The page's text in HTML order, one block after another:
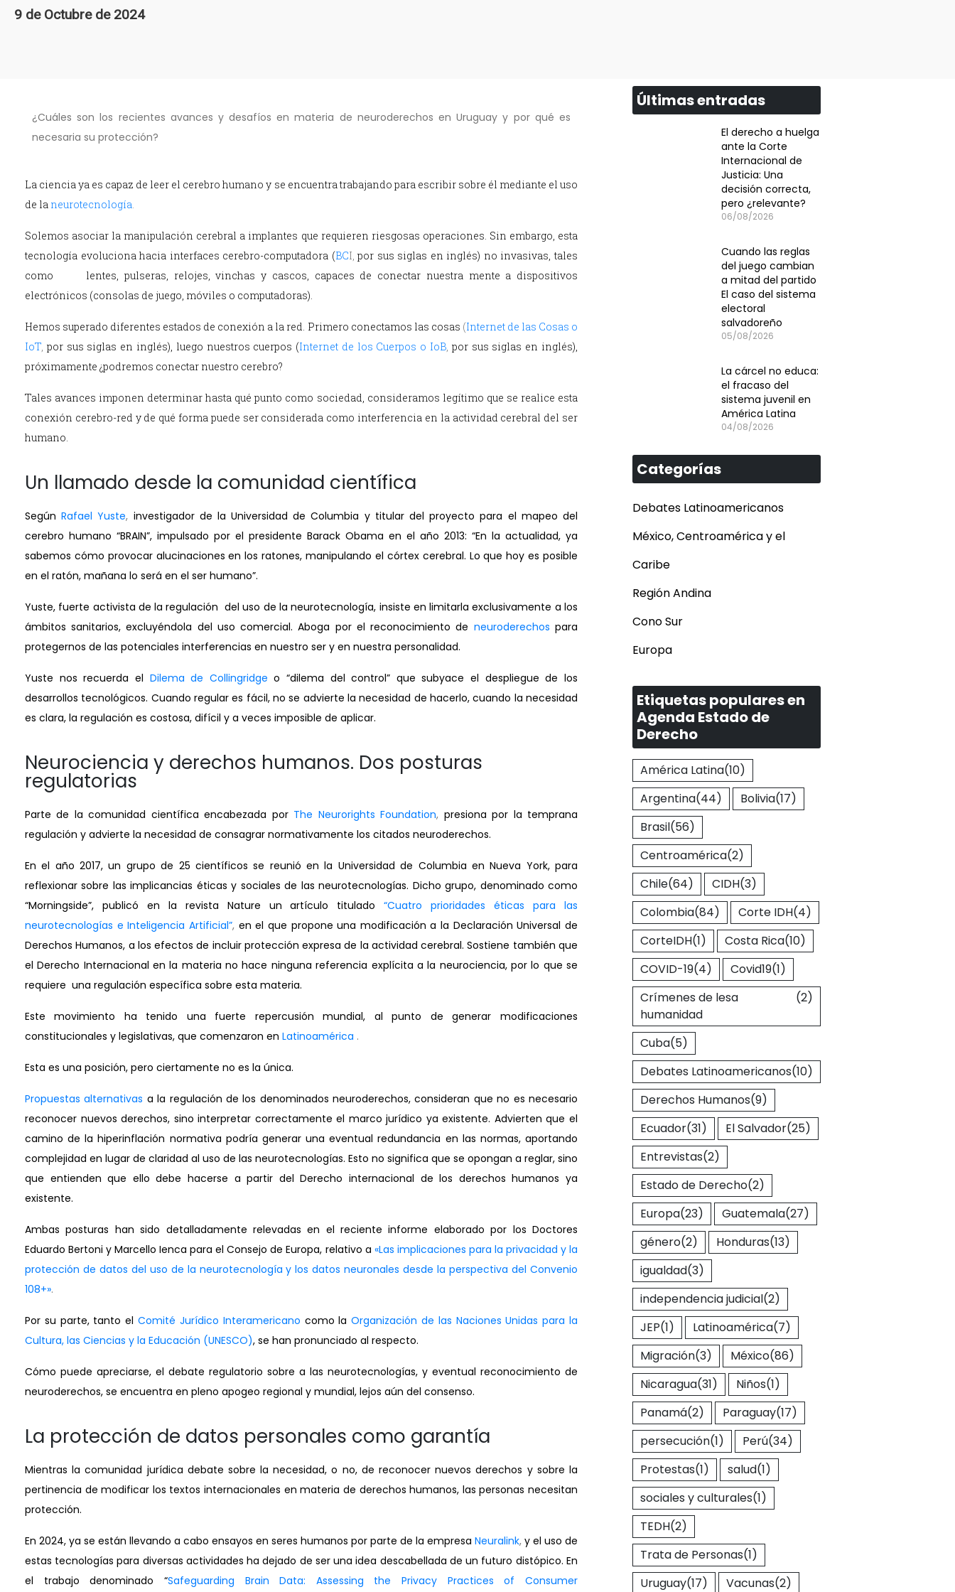
9 de Octubre de 2024
¿Cuáles son los recientes avances y desafíos en materia de neuroderechos en Uruguay y por qué es
necesaria su protección?
La ciencia ya es capaz de leer el cerebro humano y se encuentra trabajando para escribir sobre él mediante el uso
de la neurotecnología.
Solemos asociar la manipulación cerebral a implantes que requieren riesgosas operaciones. Sin embargo, esta
tecnología evoluciona hacia interfaces cerebro-computadora (BCI,por sus siglas en inglés) no invasivas, tales
como lentes, pulseras, relojes, vinchas y cascos, capaces de conectar nuestra mente a dispositivos
electrónicos (consolas de juego, móviles o computadoras).
Hemos superado diferentes estados de conexión a la red. Primero conectamos las cosas (Internet de las Cosas o
IoT, por sus siglas en inglés), luego nuestros cuerpos (Internet de los Cuerpos o IoB, por sus siglas en inglés),
próximamente ¿podremos conectar nuestro cerebro?
Tales avances imponen determinar hasta qué punto como sociedad, consideramos legítimo que se realice esta
conexión cerebro-red y de qué forma puede ser considerada como interferencia en la actividad cerebral del ser
humano.
Un llamado desde la comunidad científica
Según Rafael Yuste, investigador de la Universidad de Columbia y titular del proyecto para el mapeo del
cerebro humano “BRAIN”, impulsado por el presidente Barack Obama en el año 2013: “En la actualidad, ya
sabemos cómo provocar alucinaciones en los ratones, manipulando el córtex cerebral. Lo que hoy es posible
en el ratón, mañana lo será en el ser humano”.
Yuste, fuerte activista de la regulación del uso de la neurotecnología, insiste en limitarla exclusivamente a los
ámbitos sanitarios, excluyéndola del uso comercial. Aboga por el reconocimiento de neuroderechos para
protegernos de las potenciales interferencias en nuestro ser y en nuestra personalidad.
Yuste nos recuerda el Dilema de Collingridge o “dilema del control” que subyace el despliegue de los
desarrollos tecnológicos. Cuando regular es fácil, no se advierte la necesidad de hacerlo, cuando la necesidad
es clara, la regulación es costosa, difícil y a veces imposible de aplicar.
Neurociencia y derechos humanos. Dos posturas
regulatorias
Parte de la comunidad científica encabezada por The Neurorights Foundation, presiona por la temprana
regulación y advierte la necesidad de consagrar normativamente los citados neuroderechos.
En el año 2017, un grupo de 25 científicos se reunió en la Universidad de Columbia en Nueva York, para
reflexionar sobre las implicancias éticas y sociales de las neurotecnologías. Dicho grupo, denominado como
“Morningside”, publicó en la revista Nature un artículo titulado
“Cuatro prioridades éticas para las
neurotecnologías e Inteligencia Artificial”,en el que propone una modificación a la Declaración Universal de
Derechos Humanos, a los efectos de incluir protección expresa de la actividad cerebral. Sostiene también que
el Derecho Internacional en la materia no hace ninguna referencia explícita a la neurociencia, por lo que se
requiere una regulación específica sobre esta materia.
Este movimiento ha tenido una fuerte repercusión mundial, al punto de generar modificaciones
constitucionales y legislativas, que comenzaron en Latinoamérica .
Esta es una posición, pero ciertamente no es la única.
Propuestas alternativas a la regulación de los denominados neuroderechos, consideran que no es necesario
reconocer nuevos derechos, sino interpretar correctamente el marco jurídico ya existente. Advierten que el
camino de la hiperinflación normativa podría generar una eventual redundancia en las normas, aportando
complejidad en lugar de claridad al uso de las neurotecnologías. Esto no significa que se opongan a reglar, sino
que entienden que ello debe hacerse a partir del Derecho internacional de los derechos humanos ya
existente.
Ambas posturas han sido detalladamente relevadas en el reciente informe elaborado por los Doctores
Eduardo Bertoni y Marcello Ienca para el Consejo de Europa, relativo a «Las implicaciones para la privacidad y la
protección de datos del uso de la neurotecnología y los datos neuronales desde la perspectiva del Convenio
108+».
Por su parte, tanto el Comité Jurídico Interamericano como la Organización de las Naciones Unidas para la
Cultura, las Ciencias y la Educación (UNESCO), se han pronunciado al respecto.
Cómo puede apreciarse, el debate regulatorio sobre a las neurotecnologías, y eventual reconocimiento de
neuroderechos, se encuentra en pleno apogeo regional y mundial, lejos aún del consenso.
La protección de datos personales como garantía
Mientras la comunidad jurídica debate sobre la necesidad, o no, de reconocer nuevos derechos y sobre la
pertinencia de modificar los textos internacionales en materia de derechos humanos, las personas necesitan
protección.
En 2024, ya se están llevando a cabo ensayos en seres humanos por parte de la empresa Neuralink, y el uso de
estas tecnologías para diversas actividades ha dejado de ser una idea descabellada de un futuro distópico. En
el trabajo denominado “Safeguarding Brain Data: Assessing the Privacy Practices of Consumer
Últimas entradas
El derecho a huelga
ante la Corte
Internacional de
Justicia: Una
decisión correcta,
pero ¿relevante?
06/08/2026
Cuando las reglas
del juego cambian
a mitad del partido
El caso del sistema
electoral
salvadoreño
05/08/2026
La cárcel no educa:
el fracaso del
sistema juvenil en
América Latina
04/08/2026
Categorías
Debates Latinoamericanos
México, Centroamérica y el
Caribe
Región Andina
Cono Sur
Europa
Etiquetas populares en
Agenda Estado de
Derecho
América Latina(10)
Argentina(44) Bolivia(17)
Brasil(56)
Centroamérica(2)
Chile(64) CIDH(3)
Colombia(84) Corte IDH(4)
CorteIDH(1) Costa Rica(10)
COVID-19(4) Covid19(1)
Crímenes de lesa
humanidad
(2)
Cuba(5)
Debates Latinoamericanos(10)
Derechos Humanos(9)
Ecuador(31) El Salvador(25)
Entrevistas(2)
Estado de Derecho(2)
Europa(23) Guatemala(27)
género(2) Honduras(13)
igualdad(3)
independencia judicial(2)
JEP(1) Latinoamérica(7)
Migración(3) México(86)
Nicaragua(31) Niños(1)
Panamá(2) Paraguay(17)
persecución(1) Perú(34)
Protestas(1) salud(1)
sociales y culturales(1)
TEDH(2)
Trata de Personas(1)
Uruguay(17) Vacunas(2)